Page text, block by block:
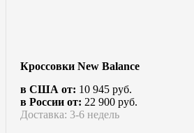
Кроссовки New Balance
в США от: 10 945 руб.
в России от: 22 900 руб.
Доставка: 3-6 недель